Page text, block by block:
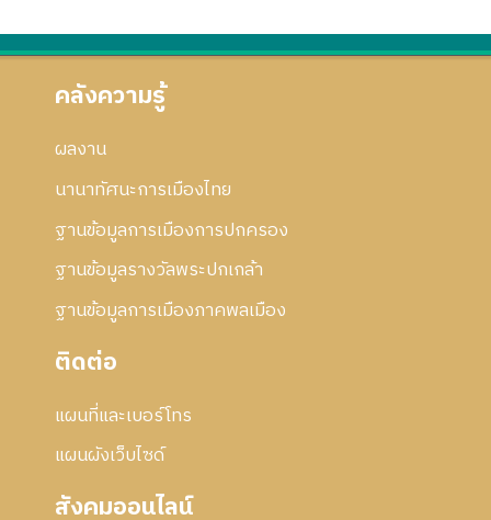
คลังความรู้
ผลงาน
นานาทัศนะการเมืองไทย
ฐานข้อมูลการเมืองการปกครอง
ฐานข้อมูลรางวัลพระปกเกล้า
ฐานข้อมูลการเมืองภาคพลเมือง
ติดต่อ
แผนที่และเบอร์โทร
แผนผังเว็บไซด์
สังคมออนไลน์